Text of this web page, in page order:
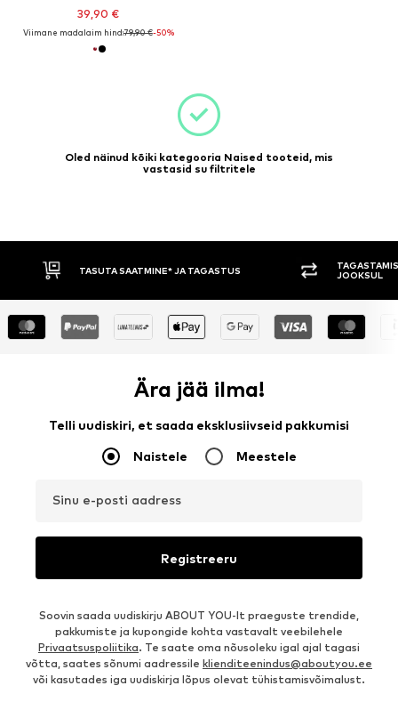
39,90 €
Viimane madalaim hind:79,90 €-50%
Oled näinud kõiki kategooria Naised tooteid, mis
vastasid su filtritele
TASUTA SAATMINE* JA TAGASTUS
JOOKSUL
Ära jää ilma!
Telli uudiskiri, et saada eksklusiivseid pakkumisi
Naistele Meestele
Sinu e-posti aadress
Registreeru
Soovin saada uudiskirju ABOUT YOU-lt praeguste trendide,
pakkumiste ja kupongide kohta vastavalt veebilehele
Privaatsuspoliitika. Te saate oma nõusoleku igal ajal tagasi
võtta, saates sõnumi aadressile klienditeenindus@aboutyou.ee
või kasutades iga uudiskirja lõpus olevat tühistamisvõimalust.